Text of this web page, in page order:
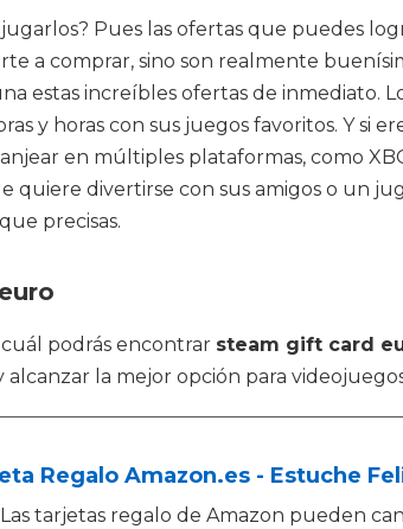
Pues las ofertas que puedes
a comprar, sino son realmente
estas increíbles ofertas de
y horas con sus juegos favoritos. Y si
en múltiples plataformas, como
quiere divertirse con sus amigos o un
precisas.
podrás encontrar steam gift card
la mejor opción para
Regalo Amazon.es - Estuche
Las tarjetas regalo de Amazon pueden